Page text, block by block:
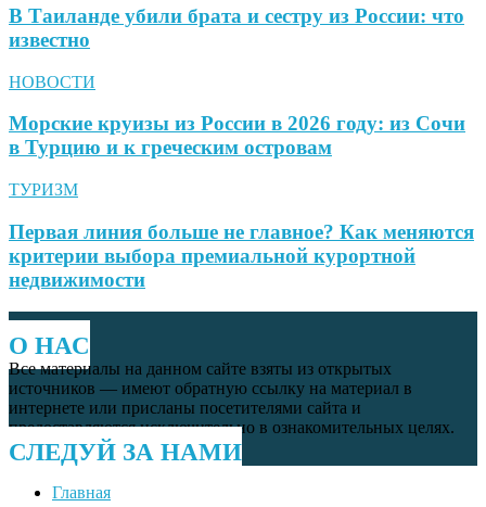
В Таиланде убили брата и сестру из России: что
известно
НОВОСТИ
Морские круизы из России в 2026 году: из Сочи
в Турцию и к греческим островам
ТУРИЗМ
Первая линия больше не главное? Как меняются
критерии выбора премиальной курортной
недвижимости
О НАС
Все материалы на данном сайте взяты из открытых
источников — имеют обратную ссылку на материал в
интернете или присланы посетителями сайта и
предоставляются исключительно в ознакомительных целях.
СЛЕДУЙ ЗА НАМИ
Главная